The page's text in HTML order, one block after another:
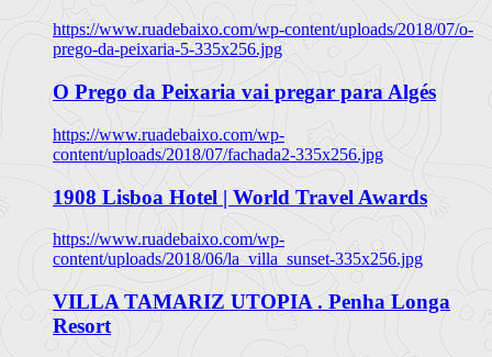
https://www.ruadebaixo.com/wp-content/uploads/2018/07/o-
prego-da-peixaria-5-335x256.jpg
O Prego da Peixaria vai pregar para Algés
https://www.ruadebaixo.com/wp-
content/uploads/2018/07/fachada2-335x256.jpg
1908 Lisboa Hotel | World Travel Awards
https://www.ruadebaixo.com/wp-
content/uploads/2018/06/la_villa_sunset-335x256.jpg
VILLA TAMARIZ UTOPIA . Penha Longa
Resort